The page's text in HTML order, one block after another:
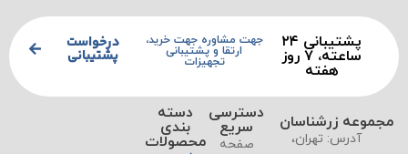
پشتیبانی ۲۴
ساعته، ۷ روز
هفته
جهت مشاوره جهت خرید،
ارتقا و پشتیبانی
تجهیزات
درخواست
پشتیبانی
مجموعه زرشناسان
آدرس: تهران،
دسترسی
سریع
صفحه
دسته
بندی
محصولات